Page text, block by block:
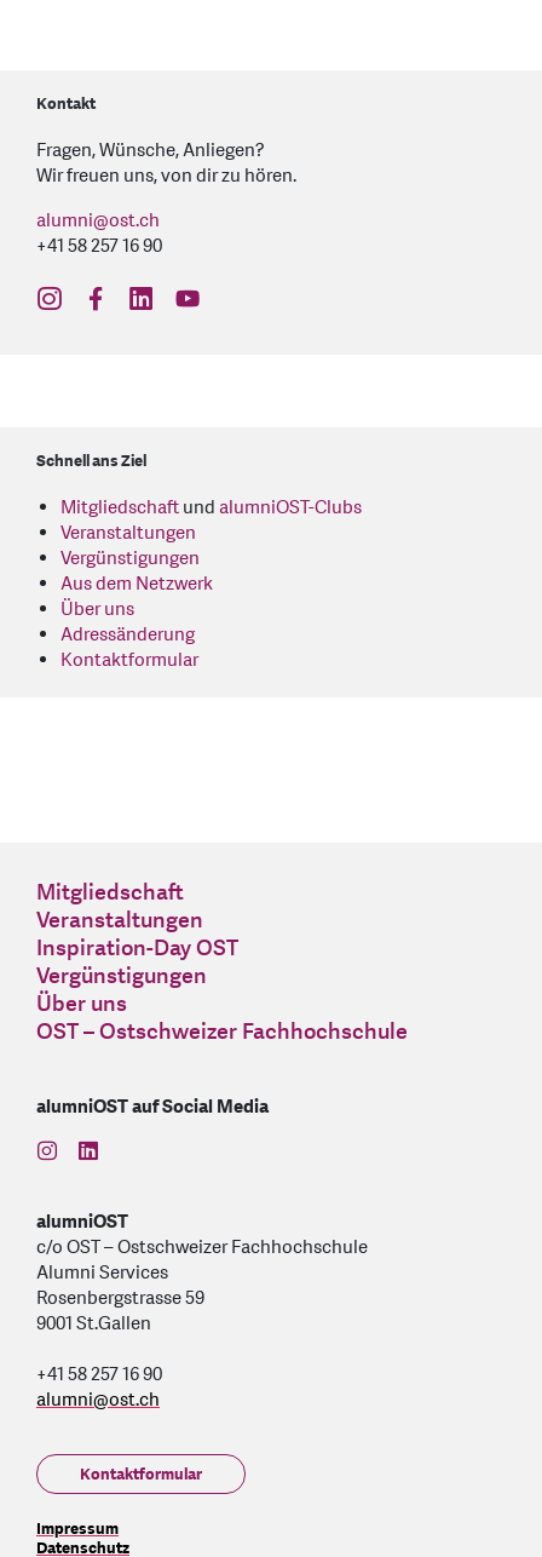
Kontakt
Fragen, Wünsche, Anliegen?
Wir freuen uns, von dir zu hören.
alumni@ost.ch
+41 58 257 16 90
find us on: instagram
find us on: facebook
find us on: linkedin
find us on: youtube
Schnell ans Ziel
MitgliedschaftundalumniOST-Clubs
Veranstaltungen
Vergünstigungen
Aus dem Netzwerk
Über uns
Adressänderung
Kontaktformular
Mitgliedschaft
Veranstaltungen
Inspiration-Day OST
Vergünstigungen
Über uns
OST – Ostschweizer Fachhochschule
alumniOST auf Social Media
find us on: instagram
find us on: linkedin
alumniOST
c/o OST – Ostschweizer Fachhochschule
Alumni Services
Rosenbergstrasse 59
9001 St.Gallen
+41 58 257 16 90
alumni@ost.ch
Kontaktformular
Impressum
Datenschutz